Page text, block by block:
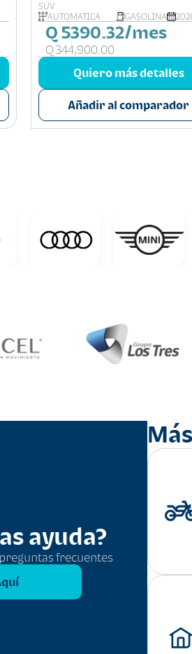
SUV
AUTOMÁTICA
GASOLINA
Q 5390.32/mes
Q 344,900.00
Quiero más detalles
Añadir al comparador
ayuda?
frecuentes